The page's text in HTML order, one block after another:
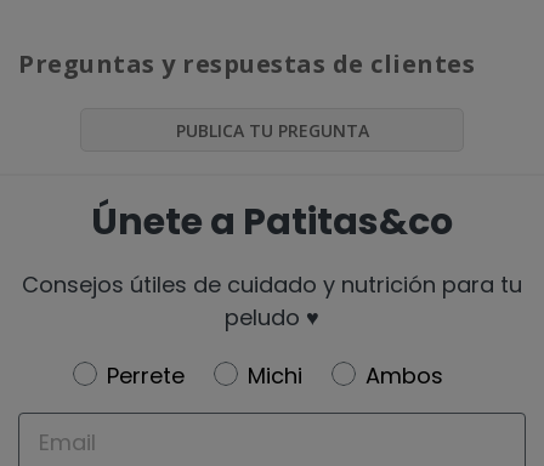
Preguntas y respuestas de clientes
PUBLICA TU PREGUNTA
Únete a Patitas&co
Consejos útiles de cuidado y nutrición para tu
peludo ♥️
Newsletter
Perrete Michi
Ambos
Email